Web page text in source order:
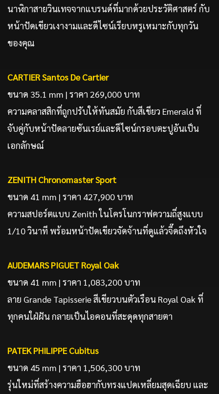
นาฬิกาสายวินเทจจากแบรนด์ที่มากด้วยประวัติศาสตร์ กับ
หน้าปัดเขียวเงางามและดีไซน์เรียบหรูเหมาะกับทุกวัน
ของคุณ
CARTIER Santos De Cartier
ขนาด 35.1 mm | ราคา 269,000 บาท
ความคลาสสิกที่ถูกปรับให้ทันสมัย กับสีเขียว Emerald ที่
จับคู่กับหน้าปัดลายซันเรย์และดีไซน์กรอบตะปูอันเป็น
เอกลักษณ์
ZENITH Chronomaster Sport
ขนาด 41 mm | ราคา 427,900 บาท
ความสปอร์ตแบบ Zenith ในโครโนกราฟความถี่สูงแบบ
1/10 วินาที พร้อมหน้าปัดเขียวจัดจ้านที่ดูแล้วจี๊ดถึงหัวใจ
AUDEMARS PIGUET Royal Oak
ขนาด 41 mm | ราคา 1,083,200 บาท
ลาย Grande Tapisserie สีเขียวบนตัวเรือน Royal Oak ที่
ทุกคนใฝ่ฝัน กลายเป็นไอคอนที่สะดุดทุกสายตา
PATEK PHILIPPE Cubitus
ขนาด 45 mm | ราคา 1,506,300 บาท
รุ่นใหม่ที่สร้างความฮือฮากับทรงแปดเหลี่ยมสุดเฉียบ และ